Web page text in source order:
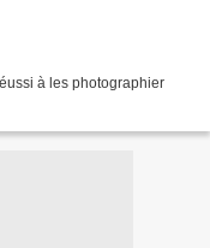
à les photographier